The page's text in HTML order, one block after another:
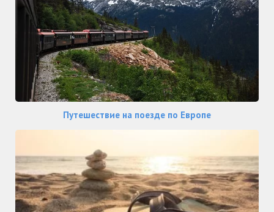
Путешествие на поезде по Европе